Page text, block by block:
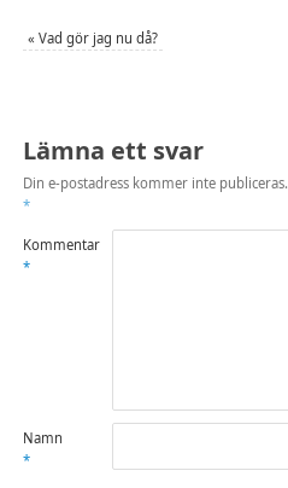
« Vad gör jag nu då?
Lämna ett svar
Din e-postadress kommer inte publiceras.
*
Kommentar
*
Namn
*